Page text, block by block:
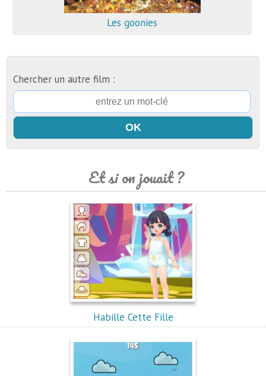
Les goonies
Chercher un autre film :
Et si on jouait ?
Habille Cette Fille